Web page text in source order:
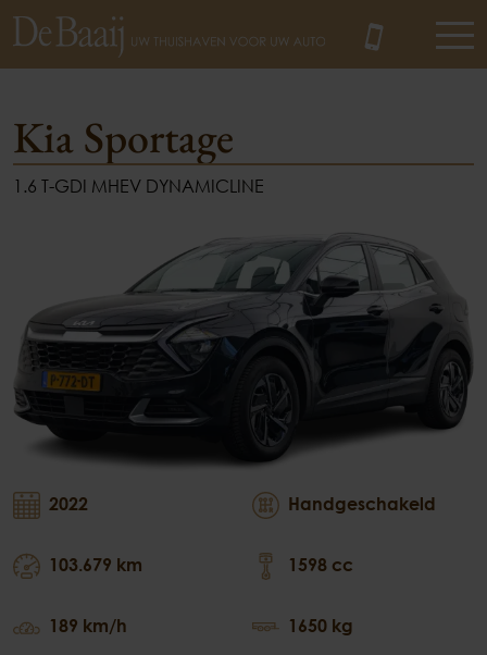
Kia Sportage
1.6 T-GDI MHEV DYNAMICLINE
2022
103.679 km
189 km/h
Handgeschakeld
1598 cc
1650 kg